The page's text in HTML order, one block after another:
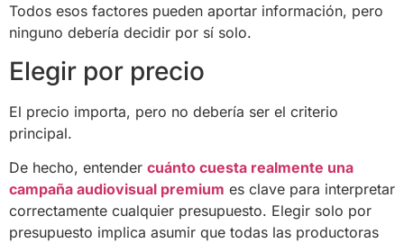
Todos esos factores pueden aportar información, pero
ninguno debería decidir por sí solo.
Elegir por precio
El precio importa, pero no debería ser el criterio
principal.
De hecho, entender cuánto cuesta realmente una
campaña audiovisual premium es clave para interpretar
correctamente cualquier presupuesto. Elegir solo por
presupuesto implica asumir que todas las productoras